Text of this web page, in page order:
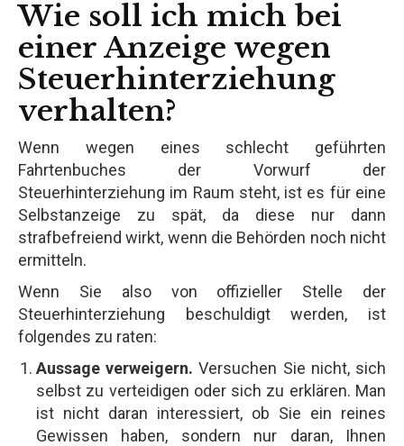
Wie soll ich mich bei
einer Anzeige wegen
Steuerhinterziehung
verhalten?
Wenn wegen eines schlecht geführten
Fahrtenbuches der Vorwurf der
Steuerhinterziehung im Raum steht, ist es für eine
Selbstanzeige zu spät, da diese nur dann
strafbefreiend wirkt, wenn die Behörden noch nicht
ermitteln.
Wenn Sie also von offizieller Stelle der
Steuerhinterziehung beschuldigt werden, ist
folgendes zu raten:
Aussage verweigern. Versuchen Sie nicht, sich
selbst zu verteidigen oder sich zu erklären. Man
ist nicht daran interessiert, ob Sie ein reines
Gewissen haben, sondern nur daran, Ihnen